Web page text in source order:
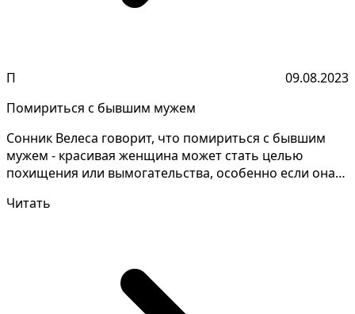
П
09.08.2023
Помириться с бывшим мужем
Сонник Велеса говорит, что помириться с бывшим
мужем - красивая женщина может стать целью
похищения или вымогательства, особенно если она
Читать